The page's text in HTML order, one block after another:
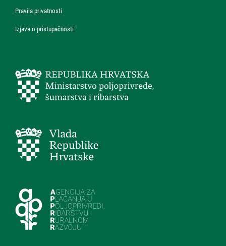
Pravila privatnosti
Izjava o pristupačnosti